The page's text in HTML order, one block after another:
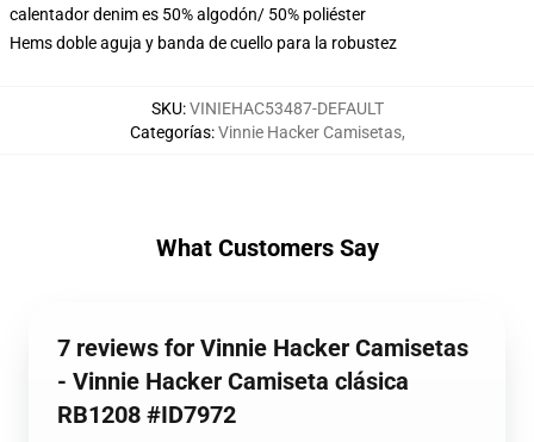
calentador denim es 50% algodón/ 50% poliéster
Hems doble aguja y banda de cuello para la robustez
SKU:VINIEHAC53487-DEFAULT
Categorías:Vinnie Hacker Camisetas,
What Customers Say
7 reviews for Vinnie Hacker Camisetas
- Vinnie Hacker Camiseta clásica
RB1208 #ID7972